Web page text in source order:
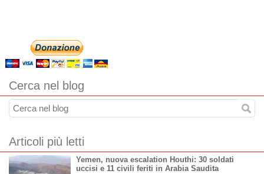
Cerca nel blog
Articoli più letti
Yemen, nuova escalation Houthi: 30 soldati
uccisi e 11 civili feriti in Arabia Saudita